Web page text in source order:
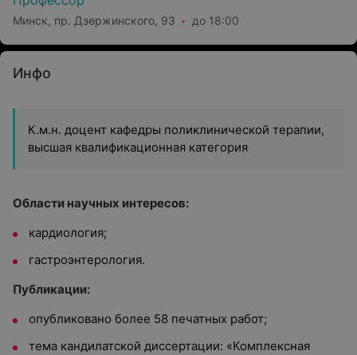
Минск, пр. Дзержинского, 93 до 18:00
Инфо
К.м.н. доцент кафедры поликлинической терапии,
высшая квалификационная категория
Области научных интересов:
кардиология;
гастроэнтерология.
Публикации:
опубликовано более 58 печатных работ;
тема кандилатской диссертации: «Комплексная